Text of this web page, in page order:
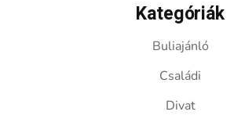
Kategóriák
Buliajánló
Családi
Divat